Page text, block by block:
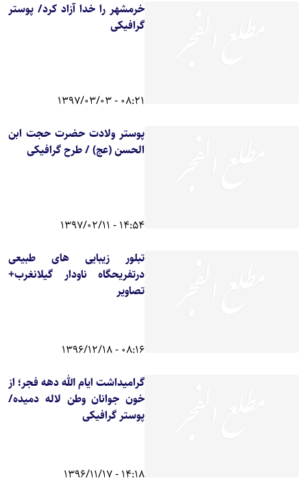
خرمشهر را خدا آزاد کرد/ پوستر
گرافیکی
08:21 - 1397/03/03
پوستر ولادت حضرت حجت ابن
الحسن (عج) / طرح گرافیکی
14:54 - 1397/02/11
تبلور زیبایی های طبیعی
درتفریحگاه ناودار گیلانغرب+
تصاویر
08:16 - 1396/12/18
گرامیداشت ایام الله دهه فجر؛ از
خون جوانان وطن لاله دمیده/
پوستر گرافیکی
14:18 - 1396/11/17